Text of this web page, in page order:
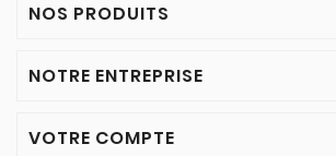
NOS PRODUITS
NOTRE ENTREPRISE
VOTRE COMPTE